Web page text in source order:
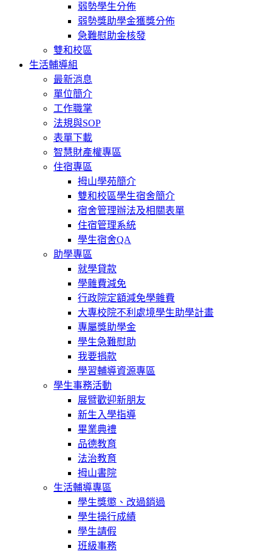
弱勢學生分佈
弱勢獎助學金獲獎分佈
急難慰助金核發
雙和校區
生活輔導組
最新消息
單位簡介
工作職掌
法規與SOP
表單下載
智慧財產權專區
住宿專區
拇山學苑簡介
雙和校區學生宿舍簡介
宿舍管理辦法及相關表單
住宿管理系統
學生宿舍QA
助學專區
就學貸款
學雜費減免
行政院定額減免學雜費
大專校院不利處境學生助學計畫
專屬獎助學金
學生急難慰助
我要捐款
學習輔導資源專區
學生事務活動
展臂歡迎新朋友
新生入學指導
畢業典禮
品德教育
法治教育
拇山書院
生活輔導專區
學生獎懲、改過銷過
學生操行成績
學生請假
班級事務